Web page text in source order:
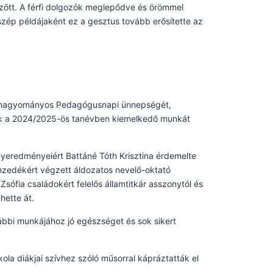
A férfi dolgozók meglepődve és örömmel
példájaként ez a gesztus tovább erősítette az
Pedagógusnapi ünnepségét,
2024/2025-ös tanévben kiemelkedő munkát
Battáné Tóth Krisztina érdemelte
végzett áldozatos nevelő-oktató
családokért felelős államtitkár asszonytól és
át.
munkájához jó egészséget és sok sikert
diákjai szívhez szóló műsorral kápráztatták el